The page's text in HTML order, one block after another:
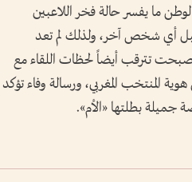
ما يفسر حالة فخر اللاعبين
أي شخص آخر، ولذلك لم تعد
تترقب أيضاً لحظات اللقاء مع
المنتخب المغربي، ورسالة وفاء تؤكد
بطلتها «الأم».